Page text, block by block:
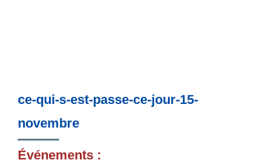
ce-qui-s-est-passe-ce-jour-15-
novembre
Événements :